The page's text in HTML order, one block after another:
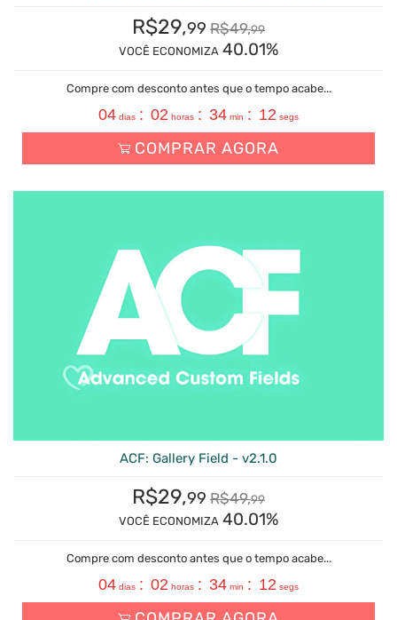
R$29,99 R$49,99
VOCÊ ECONOMIZA 40.01%
Compre com desconto antes que o tempo acabe...
04 dias : 02 horas : 34 min : 11 segs
COMPRAR AGORA
ACF: Gallery Field - v2.1.0
R$29,99 R$49,99
VOCÊ ECONOMIZA 40.01%
Compre com desconto antes que o tempo acabe...
04 dias : 02 horas : 34 min : 11 segs